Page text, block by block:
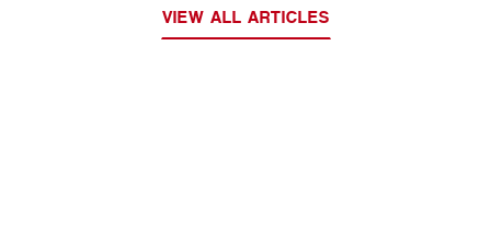
VIEW ALL ARTICLES